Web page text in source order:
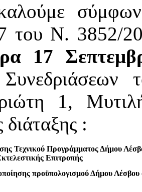
του Ν. 3852/
17
1,
:
Τεχνικού Προγράμματος Δήμου
Επιτροπής
προϋπολογισμού Δήμου Λέσβου